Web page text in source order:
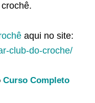
aqui no site:
club-do-croche/
Curso Completo